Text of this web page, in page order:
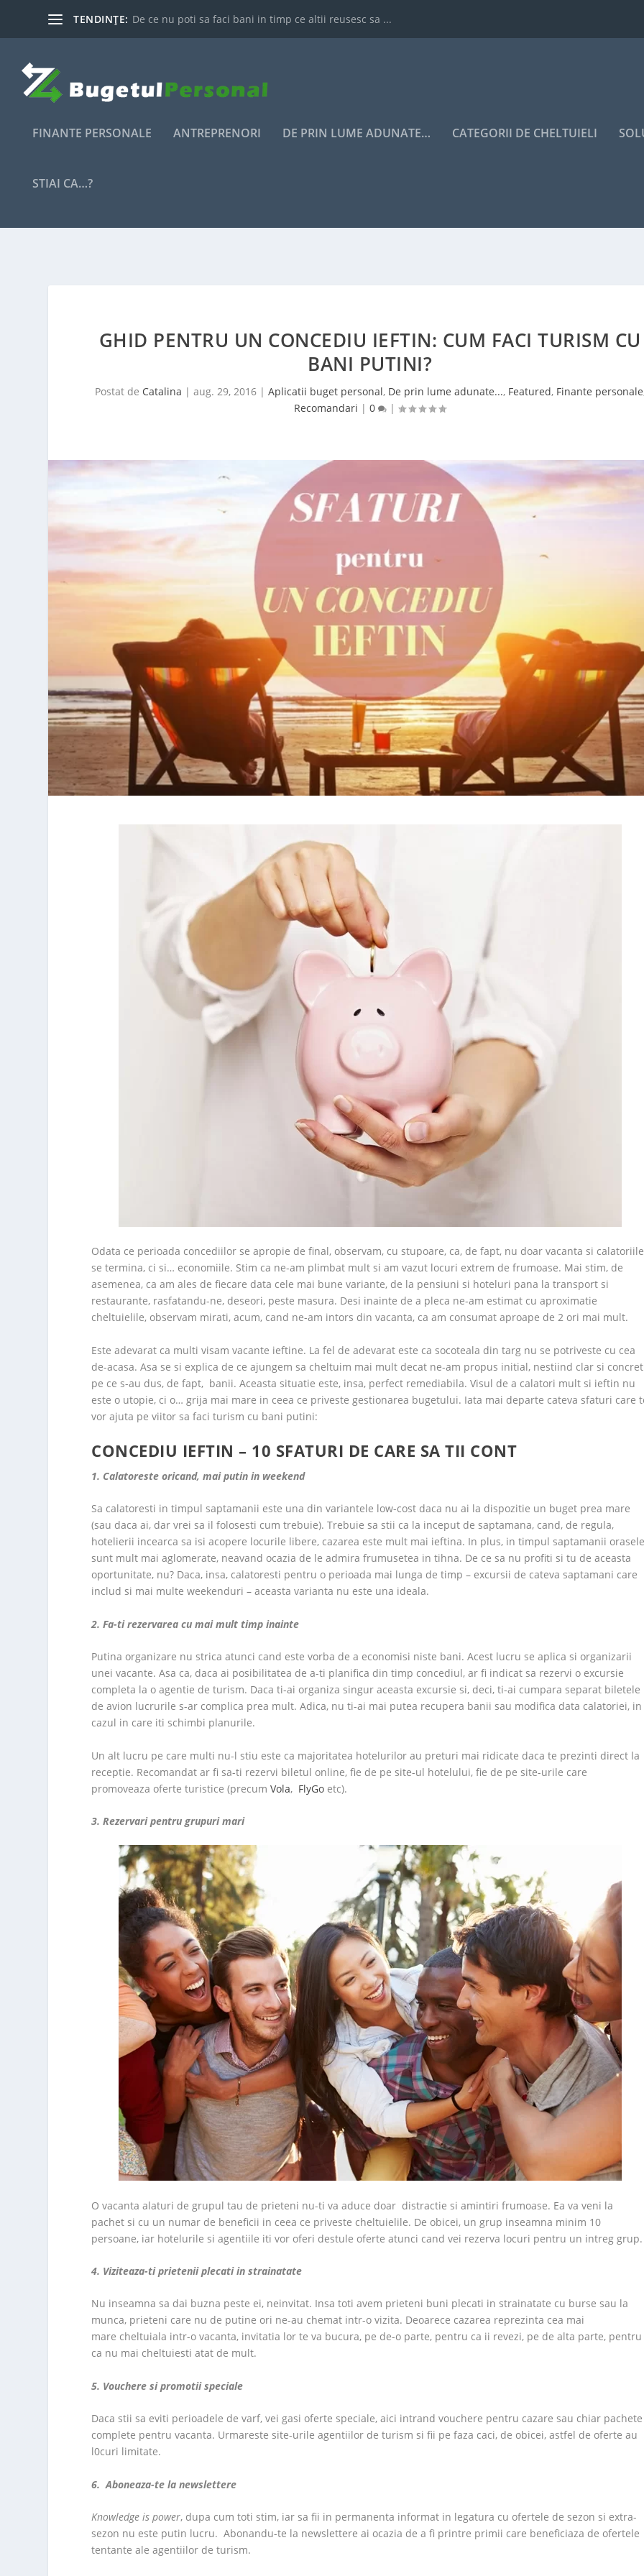
TENDINȚE: De ce nu poti sa faci bani in timp ce altii reusesc sa ...
FINANTE PERSONALE ANTREPRENORI DE PRIN LUME ADUNATE… CATEGORII DE CHELTUIELI
STIAI CA…?
GHID PENTRU UN CONCEDIU IEFTIN: CUM FACI TURISM CU
BANI PUTINI?
Postat de Catalina | aug. 29, 2016| Aplicatii buget personal, De prin lume adunate..., Featured, Finante personale
Recomandari |0 |
Odata ce perioada concediilor se apropie de final, observam, cu stupoare, ca, de fapt, nu doar vacanta si calatoriile
se termina, ci si… economiile. Stim ca ne-am plimbat mult si am vazut locuri extrem de frumoase. Mai stim, de
asemenea, ca am ales de fiecare data cele mai bune variante, de la pensiuni si hoteluri pana la transport si
restaurante, rasfatandu-ne, deseori, peste masura. Desi inainte de a pleca ne-am estimat cu aproximatie
cheltuielile, observam mirati, acum, cand ne-am intors din vacanta, ca am consumat aproape de 2 ori mai mult.
Este adevarat ca multi visam vacante ieftine. La fel de adevarat este ca socoteala din targ nu se potriveste cu cea
de-acasa. Asa se si explica de ce ajungem sa cheltuim mai mult decat ne-am propus initial, nestiind clar si concret
pe ce s-au dus, de fapt, banii. Aceasta situatie este, insa, perfect remediabila. Visul de a calatori mult si ieftin nu
este o utopie, ci o… grija mai mare in ceea ce priveste gestionarea bugetului. Iata mai departe cateva sfaturi care
vor ajuta pe viitor sa faci turism cu bani putini:
CONCEDIU IEFTIN – 10 SFATURI DE CARE SA TII CONT
1. Calatoreste oricand, mai putin in weekend
Sa calatoresti in timpul saptamanii este una din variantele low-cost daca nu ai la dispozitie un buget prea mare
(sau daca ai, dar vrei sa il folosesti cum trebuie). Trebuie sa stii ca la inceput de saptamana, cand, de regula,
hotelierii incearca sa isi acopere locurile libere, cazarea este mult mai ieftina. In plus, in timpul saptamanii
sunt mult mai aglomerate, neavand ocazia de le admira frumusetea in tihna. De ce sa nu profiti si tu de aceasta
oportunitate, nu? Daca, insa, calatoresti pentru o perioada mai lunga de timp – excursii de cateva saptamani care
includ si mai multe weekenduri – aceasta varianta nu este una ideala.
2. Fa-ti rezervarea cu mai mult timp inainte
Putina organizare nu strica atunci cand este vorba de a economisi niste bani. Acest lucru se aplica si organizarii
unei vacante. Asa ca, daca ai posibilitatea de a-ti planifica din timp concediul, ar fi indicat sa rezervi o excursie
completa la o agentie de turism. Daca ti-ai organiza singur aceasta excursie si, deci, ti-ai cumpara separat biletele
de avion lucrurile s-ar complica prea mult. Adica, nu ti-ai mai putea recupera banii sau modifica data calatoriei, in
cazul in care iti schimbi planurile.
Un alt lucru pe care multi nu-l stiu este ca majoritatea hotelurilor au preturi mai ridicate daca te prezinti direct la
receptie. Recomandat ar fi sa-ti rezervi biletul online, fie de pe site-ul hotelului, fie de pe site-urile care
promoveaza oferte turistice (precumVola, FlyGo etc).
3. Rezervari pentru grupuri mari
O vacanta alaturi de grupul tau de prieteni nu-ti va aduce doar distractie si amintiri frumoase. Ea va veni la
pachet si cu un numar de beneficii in ceea ce priveste cheltuielile. De obicei, un grup inseamna minim 10
persoane, iar hotelurile si agentiile iti vor oferi destule oferte atunci cand vei rezerva locuri pentru un intreg grup.
4. Viziteaza-ti prietenii plecati in strainatate
Nu inseamna sa dai buzna peste ei, neinvitat. Insa toti avem prieteni buni plecati in strainatate cu burse sau la
munca, prieteni care nu de putine ori ne-au chemat intr-o vizita. Deoarece cazarea reprezinta cea mai
mare cheltuiala intr-o vacanta, invitatia lor te va bucura, pe de-o parte, pentru ca ii revezi, pe de alta parte, pentru
ca nu mai cheltuiesti atat de mult.
5. Vouchere si promotii speciale
Daca stii sa eviti perioadele de varf, vei gasi oferte speciale, aici intrand vouchere pentru cazare sau chiar pachete
complete pentru vacanta. Urmareste site-urile agentiilor de turism si fii pe faza caci, de obicei, astfel de oferte au
l0curi limitate.
6. Aboneaza-te la newslettere
Knowledge is power, dupa cum toti stim, iar sa fii in permanenta informat in legatura cu ofertele de sezon si extra-
sezon nu este putin lucru. Abonandu-te la newslettere ai ocazia de a fi printre primii care beneficiaza de ofertele
tentante ale agentiilor de turism.